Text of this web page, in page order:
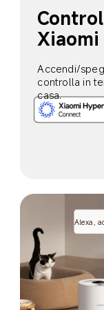
Xiaomi
Accendi/
controlla in
casa.
Alexa,